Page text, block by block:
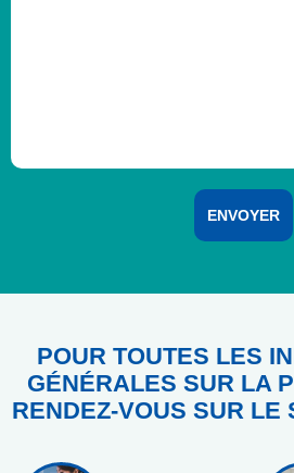
POUR TOUTES LES
GÉNÉRALES SUR LA
RENDEZ-VOUS SUR LE